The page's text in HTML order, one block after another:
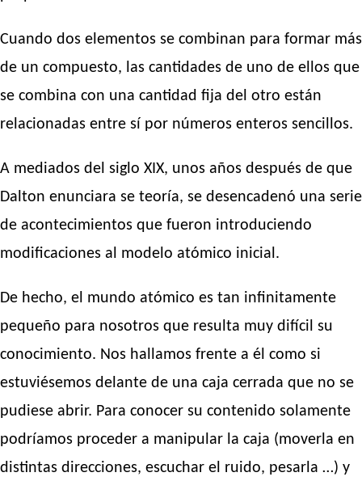
Cuando dos elementos se combinan para formar más
de un compuesto, las cantidades de uno de ellos que
se combina con una cantidad fija del otro están
relacionadas entre sí por números enteros sencillos.
A mediados del siglo XIX, unos años después de que
Dalton enunciara se teoría, se desencadenó una serie
de acontecimientos que fueron introduciendo
modificaciones al modelo atómico inicial.
De hecho, el mundo atómico es tan infinitamente
pequeño para nosotros que resulta muy difícil su
conocimiento. Nos hallamos frente a él como si
estuviésemos delante de una caja cerrada que no se
pudiese abrir. Para conocer su contenido solamente
podríamos proceder a manipular la caja (moverla en
distintas direcciones, escuchar el ruido, pesarla …) y